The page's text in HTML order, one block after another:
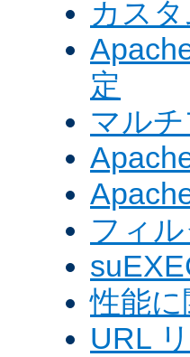
カス
定
マル
フィル
性能に
URL